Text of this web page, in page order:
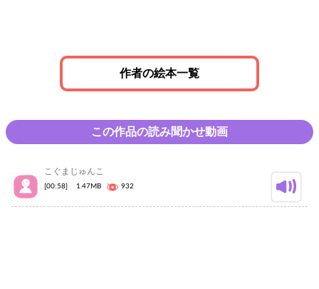
作者の絵本一覧
この作品の読み聞かせ動画
こぐまじゅんこ
[00:58] 1.47MB 932